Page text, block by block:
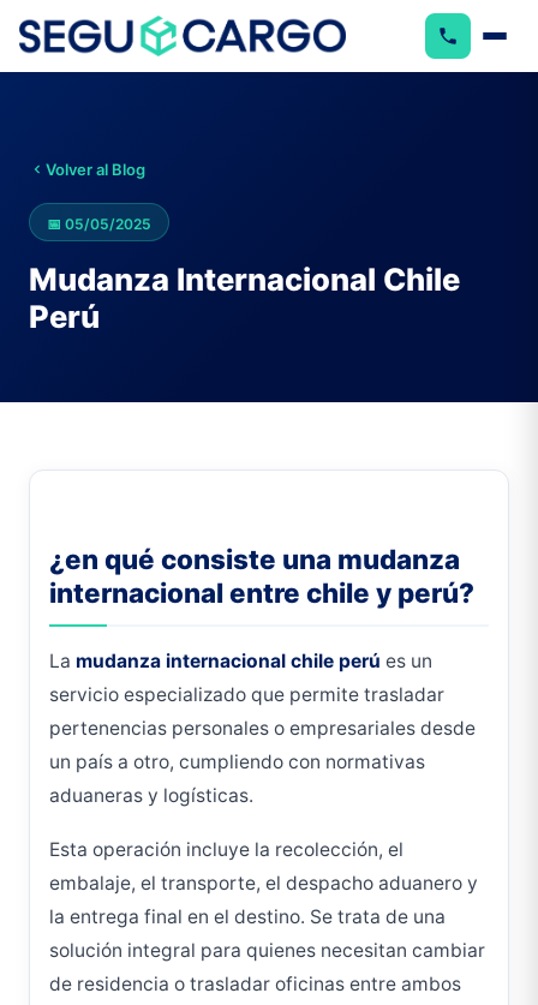
Volver al Blog
📅 05/05/2025
Mudanza Internacional Chile
Perú
¿en qué consiste una mudanza
internacional entre chile y perú?
La mudanza internacional chile perú es un
servicio especializado que permite trasladar
pertenencias personales o empresariales desde
un país a otro, cumpliendo con normativas
aduaneras y logísticas.
Esta operación incluye la recolección, el
embalaje, el transporte, el despacho aduanero y
la entrega final en el destino. Se trata de una
solución integral para quienes necesitan cambiar
de residencia o trasladar oficinas entre ambos